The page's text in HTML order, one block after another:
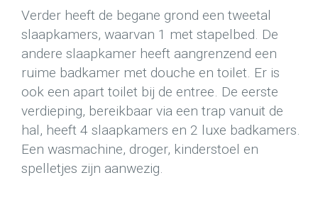
Verder heeft de begane grond een tweetal
slaapkamers, waarvan 1 met stapelbed. De
andere slaapkamer heeft aangrenzend een
ruime badkamer met douche en toilet. Er is
ook een apart toilet bij de entree. De eerste
verdieping, bereikbaar via een trap vanuit de
hal, heeft 4 slaapkamers en 2 luxe badkamers.
Een wasmachine, droger, kinderstoel en
spelletjes zijn aanwezig.